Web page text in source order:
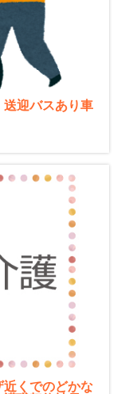
送迎バスあり車
くでのどかな